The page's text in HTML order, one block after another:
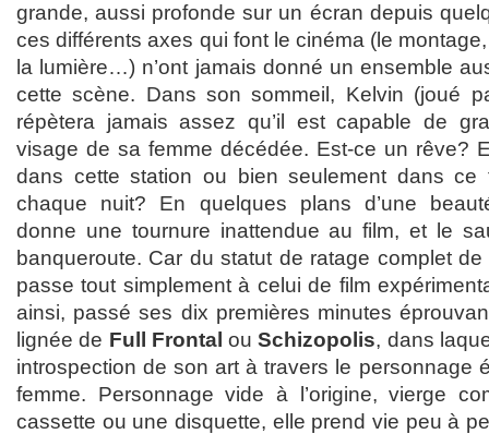
grande, aussi profonde sur un écran depuis
ces différents axes qui font le cinéma (le
la lumière…) n’ont jamais donné un ensemble
cette scène. Dans son sommeil, Kelvin (joué
répètera jamais assez qu’il est capable de
visage de sa femme décédée. Est-ce un rêve?
dans cette station ou bien seulement dans ce
chaque nuit? En quelques plans d’une
donne une tournure inattendue au film, et le
banqueroute. Car du statut de ratage complet
passe tout simplement à celui de film
ainsi, passé ses dix premières minutes
lignée de Full Frontal ouSchizopolis, dans
introspection de son art à travers le personnage
femme. Personnage vide à l’origine, vierge
cassette ou une disquette, elle prend vie peu à